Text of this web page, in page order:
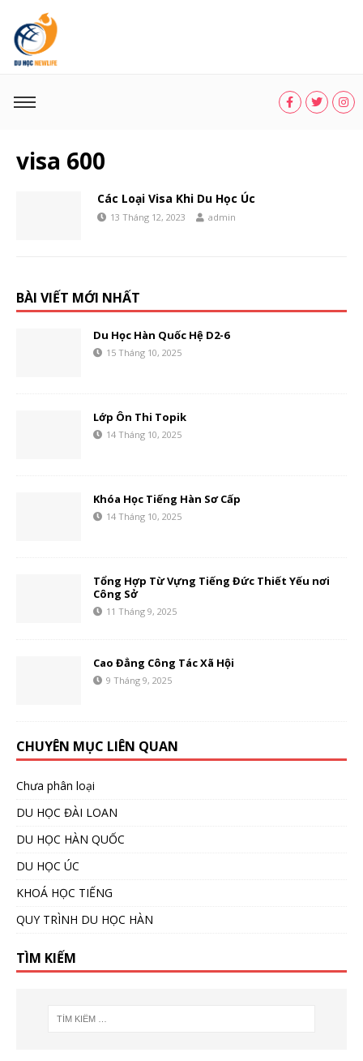
visa 600
Các Loại Visa Khi Du Học Úc
13 Tháng 12, 2023 admin
BÀI VIẾT MỚI NHẤT
Du Học Hàn Quốc Hệ D2-6
15 Tháng 10, 2025
Lớp Ôn Thi Topik
14 Tháng 10, 2025
Khóa Học Tiếng Hàn Sơ Cấp
14 Tháng 10, 2025
Tổng Hợp Từ Vựng Tiếng Đức Thiết Yếu nơi
Công Sở
11 Tháng 9, 2025
Cao Đẳng Công Tác Xã Hội
9 Tháng 9, 2025
CHUYÊN MỤC LIÊN QUAN
Chưa phân loại
DU HỌC ĐÀI LOAN
DU HỌC HÀN QUỐC
DU HỌC ÚC
KHOÁ HỌC TIẾNG
QUY TRÌNH DU HỌC HÀN
TÌM KIẾM